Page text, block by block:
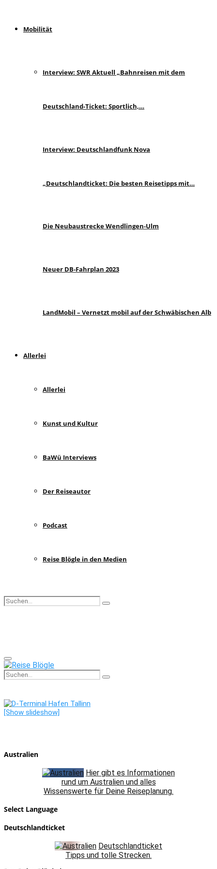
Mobilität
Interview: SWR Aktuell „Bahnreisen mit dem
Deutschland-Ticket: Sportlich,…
Interview: Deutschlandfunk Nova
„Deutschlandticket: Die besten Reisetipps mit…
Die Neubaustrecke Wendlingen-Ulm
Neuer DB-Fahrplan 2023
LandMobil – Vernetzt mobil auf der Schwäbischen Alb
Allerlei
Allerlei
Kunst und Kultur
BaWü Interviews
Der Reiseautor
Podcast
Reise Blögle in den Medien
Search
Search
Primary
Menu
Search
for:
Search
[Show slideshow]
Australien
Hier gibt es Informationen
rund um Australien und alles
Wissenswerte für Deine Reiseplanung.
Select Language
Deutschlandticket
Deutschlandticket
Tipps und tolle Strecken.